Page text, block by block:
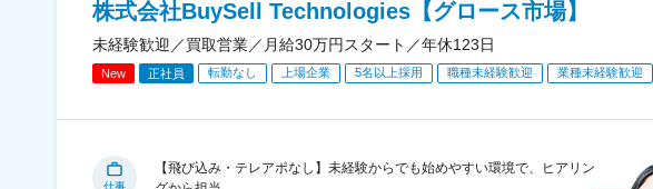
株式会社BuySell Technologies【グロース市場】
未経験歓迎／買取営業／月給30万円スタート／年休123日
New 正社員 転勤なし 上場企業 5名以上採用 職種未経験歓迎 業種未経験歓迎
【飛び込み・テレアポなし】未経験からでも始めやすい環境で、ヒアリン